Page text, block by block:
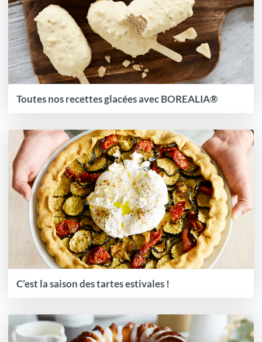
Toutes nos recettes glacées avec BOREALIA®
C’est la saison des tartes estivales !